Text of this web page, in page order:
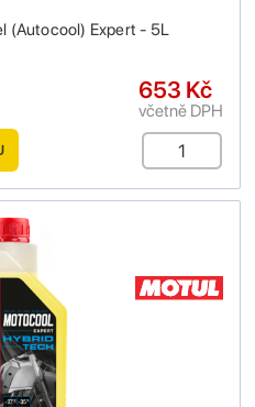
(Autocool) Expert - 5L
653 Kč
včetně DPH